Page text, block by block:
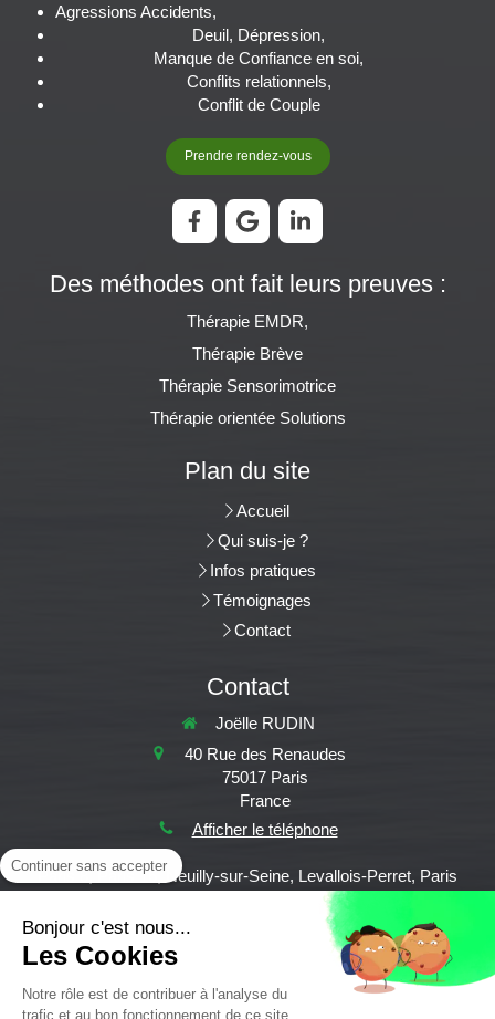
J’appréhendais beaucoup « l’après séance »
avant de débuter cette thérapie et je craignais
que cela n’impacte trop l’équilibre de ma vie
personnelle. Grâce à la technique de l’EMDR
et l’expertise de Mme Rudin en la matière, je
n’ai jamais eu de difficultés après une séance
à revenir à mon quotidien. Je la remercie pour
cet accompagnement et la recommande
chaleureusement.
Agressions Accidents,
Deuil, Dépression,
Manque de Confiance en soi,
Conflits relationnels,
Conflit de Couple
Prendre rendez-vous
Des méthodes ont fait leurs preuves :
Thérapie EMDR,
Thérapie Brève
Thérapie Sensorimotrice
Thérapie orientée Solutions
Plan du site
Accueil
Qui suis-je ?
Infos pratiques
Témoignages
Contact
Contact
Joëlle RUDIN
40 Rue des Renaudes
75017 Paris
France
Afficher le téléphone
Paris 8, Paris 16, Neuilly-sur-Seine, Levallois-Perret, Paris
9,Paris 18, Paris 7, Paris 14, Paris 1, Paris 2, Paris 3, Paris 4,
Paris 6, Paris 10, Saint-Ouen, Clichy....
©2023 Joëlle Rudin
Plan du site
Continuer sans accepter
Bonjour c'est nous...
Les Cookies
Notre rôle est de contribuer à l'analyse du
trafic et au bon fonctionnement de ce site.